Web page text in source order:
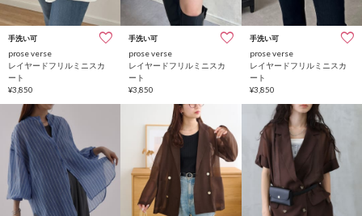
手洗い可
prose verse
レイヤードフリルミニスカ
ート
¥3,850
手洗い可
prose verse
レイヤードフリルミニスカ
ート
¥3,850
手洗い可
prose verse
レイヤードフリルミニスカ
ート
¥3,850